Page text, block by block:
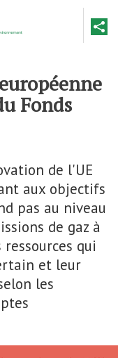
Fonds
de l'UE
aux objectifs
pas au niveau
de gaz à
qui
et leur
les